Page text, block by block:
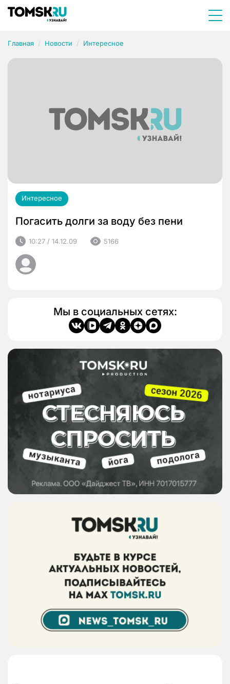
Главная Новости Интересное
Интересное
Погасить долги за воду без пени
10:27 / 14.12.09 5166
Мы в социальных сетях: